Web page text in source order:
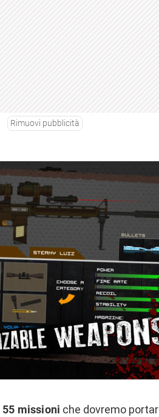
Rimuovi pubblicità
55 missioni che dovremo